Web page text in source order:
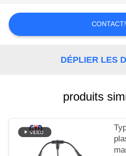
PRIVACY
POLICY
CONTACT!
DÉPLIER LES
produits